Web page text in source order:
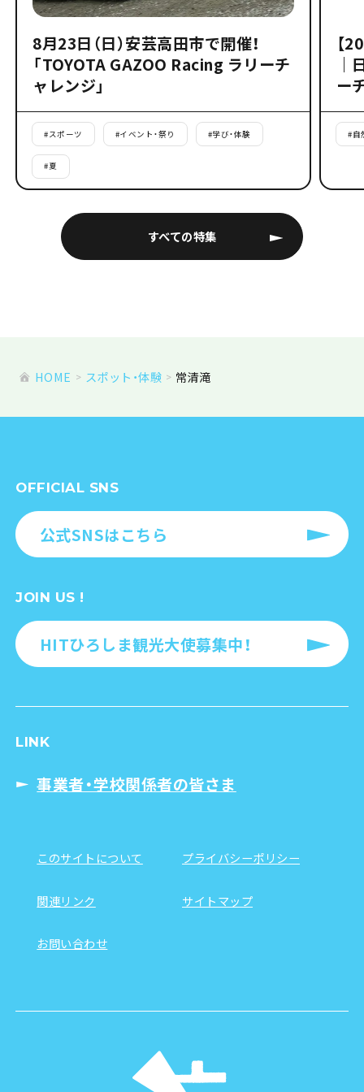
すべての特集
8月23日（日）安芸高田市で開催！
「TOYOTA GAZOO Racing ラリーチ
ャレンジ」
#スポーツ #イベント・祭り #学び・体験
#夏
【
｜
ー
#自
HOME スポット・体験 常清滝
OFFICIAL SNS
公式SNSはこちら
JOIN US !
HITひろしま観光大使募集中！
LINK
事業者・学校関係者の皆さま
このサイトについて プライバシーポリシー
関連リンク サイトマップ
お問い合わせ